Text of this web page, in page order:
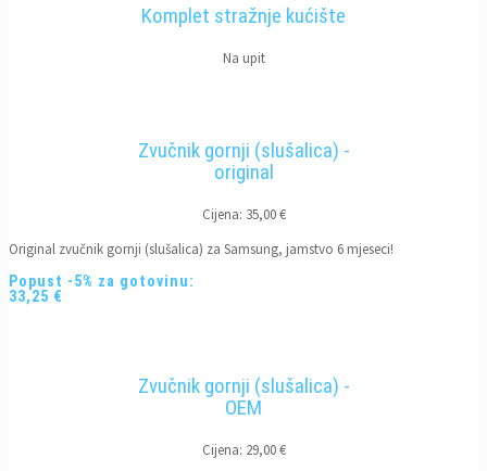
Komplet stražnje kućište
Na upit
Zvučnik gornji (slušalica) -
original
Cijena: 35,00 €
Original zvučnik gornji (slušalica) za Samsung, jamstvo 6 mjeseci!
Popust -5% za gotovinu:
33,25 €
Zvučnik gornji (slušalica) -
OEM
Cijena: 29,00 €